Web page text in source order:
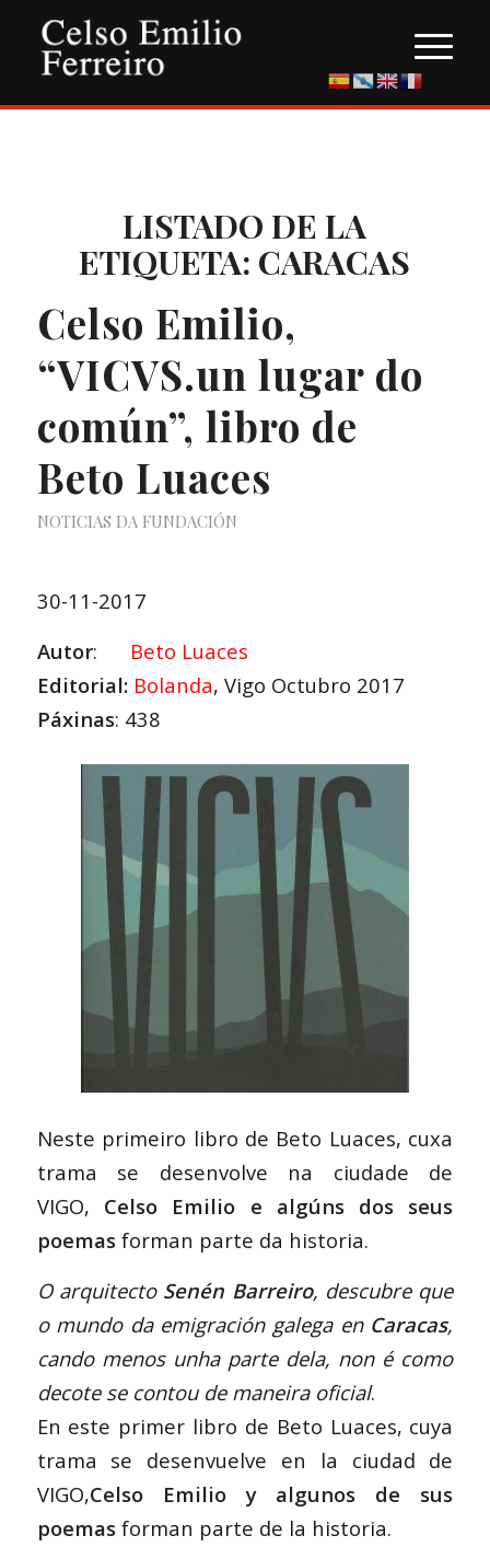
LISTADO DE LA
ETIQUETA: CARACAS
Celso Emilio,
“VICVS.un lugar do
común”, libro de
Beto Luaces
NOTICIAS DA FUNDACIÓN
30-11-2017
Autor: Beto Luaces
Editorial: Bolanda, Vigo Octubro 2017
Páxinas: 438
Neste primeiro libro de Beto Luaces, cuxa
trama se desenvolve na ciudade de
VIGO, Celso Emilio e algúns dos seus
poemasforman parte da historia.
O arquitecto Senén Barreiro, descubre que
o mundo da emigración galega en Caracas,
cando menos unha parte dela, non é como
decote se contou de maneira oficial.
En este primer libro de Beto Luaces, cuya
trama se desenvuelve en la ciudad de
VIGO,Celso Emilio y algunos de sus
poemasforman parte de la historia.